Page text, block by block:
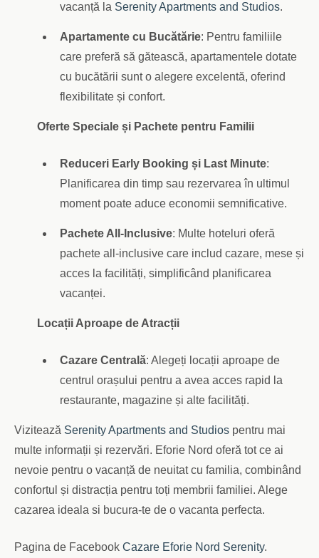
vacanță la Serenity Apartments and Studios.
Apartamente cu Bucătărie: Pentru familiile
care preferă să gătească, apartamentele dotate
cu bucătării sunt o alegere excelentă, oferind
flexibilitate și confort.
Oferte Speciale și Pachete pentru Familii
Reduceri Early Booking și Last Minute:
Planificarea din timp sau rezervarea în ultimul
moment poate aduce economii semnificative.
Pachete All-Inclusive: Multe hoteluri oferă
pachete all-inclusive care includ cazare, mese și
acces la facilități, simplificând planificarea
vacanței.
Locații Aproape de Atracții
Cazare Centrală: Alegeți locații aproape de
centrul orașului pentru a avea acces rapid la
restaurante, magazine și alte facilități.
Vizitează Serenity Apartments and Studios pentru mai
multe informații și rezervări. Eforie Nord oferă tot ce ai
nevoie pentru o vacanță de neuitat cu familia, combinând
confortul și distracția pentru toți membrii familiei. Alege
cazarea ideala si bucura-te de o vacanta perfecta.
Pagina de Facebook Cazare Eforie Nord Serenity.